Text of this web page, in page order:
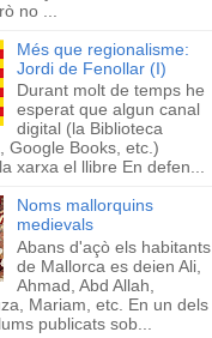
no ...
Més que regionalisme:
Jordi de Fenollar (I)
Durant molt de temps he
esperat que algun canal
digital (la Biblioteca
Google Books, etc.)
xarxa el llibre En defen...
Noms mallorquins
medievals
Abans d'açò els habitants
de Mallorca es deien Ali,
Ahmad, Abd Allah,
Mariam, etc. En un dels
publicats sob...